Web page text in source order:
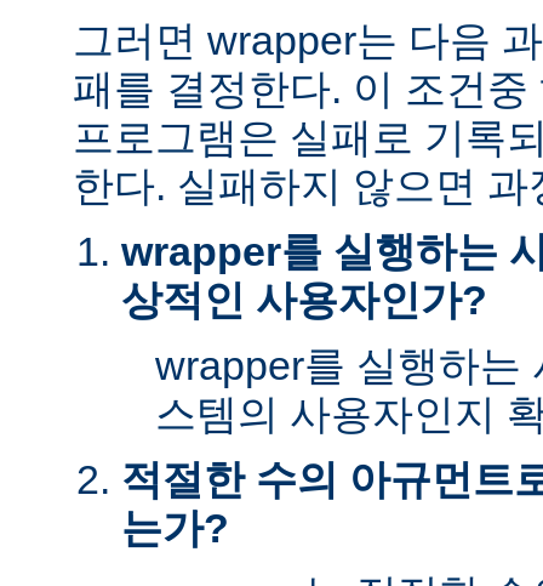
그러면 wrapper는 다음
패를 결정한다. 이 조건
프로그램은 실패로 기록
한다. 실패하지 않으면
wrapper를 실행하는
상적인 사용자인가?
wrapper를 실행하는
스템의 사용자인지
적절한 수의 아규먼트
는가?